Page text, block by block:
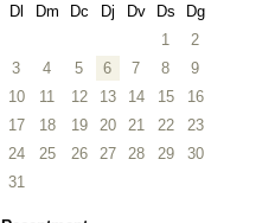
Dl
Dm Dc Dj Dv Ds
Dg
1
2
3
4 5 6 7 8
9
10
11 12 13 14 15
16
17
18 19 20 21 22
23
24
25 26 27 28 29
30
31